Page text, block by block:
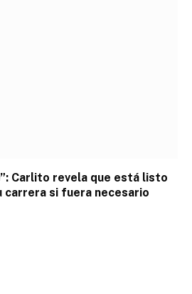
Carlito revela que está listo
carrera si fuera necesario